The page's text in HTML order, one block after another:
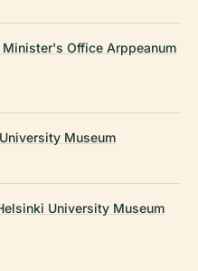
Office Arppeanum
Museum
University Museum